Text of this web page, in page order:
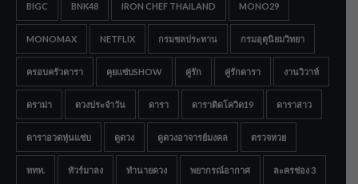
BIGC BNK48 IRON CHEF THAILAND MONO29
MONOMAX NETFLIX กรมชลประทาน กรมอุตุนิยมวิทยา
ครอบครัวดารา คุยแซ่บSHOW คู่รัก คู่รักดารา งานวิวาห์
ดราม่า ดวงประจำวัน ดารา ดาราติดโควิด19 ดาราสาว
ดาราอวดหุ่นแซ่บ ดูดวง ดูดวงอาจารย์มงคล ตรวจหวย
ททท. ทัวร์มาลง ทำนายดวง พยากรณ์อากาศ ละครช่อง 3